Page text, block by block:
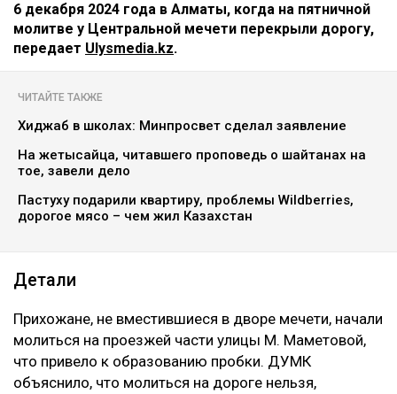
6 декабря 2024 года в Алматы, когда на пятничной
молитве у Центральной мечети перекрыли дорогу,
передает Ulysmedia.kz.
ЧИТАЙТЕ ТАКЖЕ
Хиджаб в школах: Минпросвет сделал заявление
На жетысайца, читавшего проповедь о шайтанах на
тое, завели дело
Пастуху подарили квартиру, проблемы Wildberries,
дорогое мясо – чем жил Казахстан
Детали
Прихожане, не вместившиеся в дворе мечети, начали
молиться на проезжей части улицы М. Маметовой,
что привело к образованию пробки. ДУМК
объяснило, что молиться на дороге нельзя,